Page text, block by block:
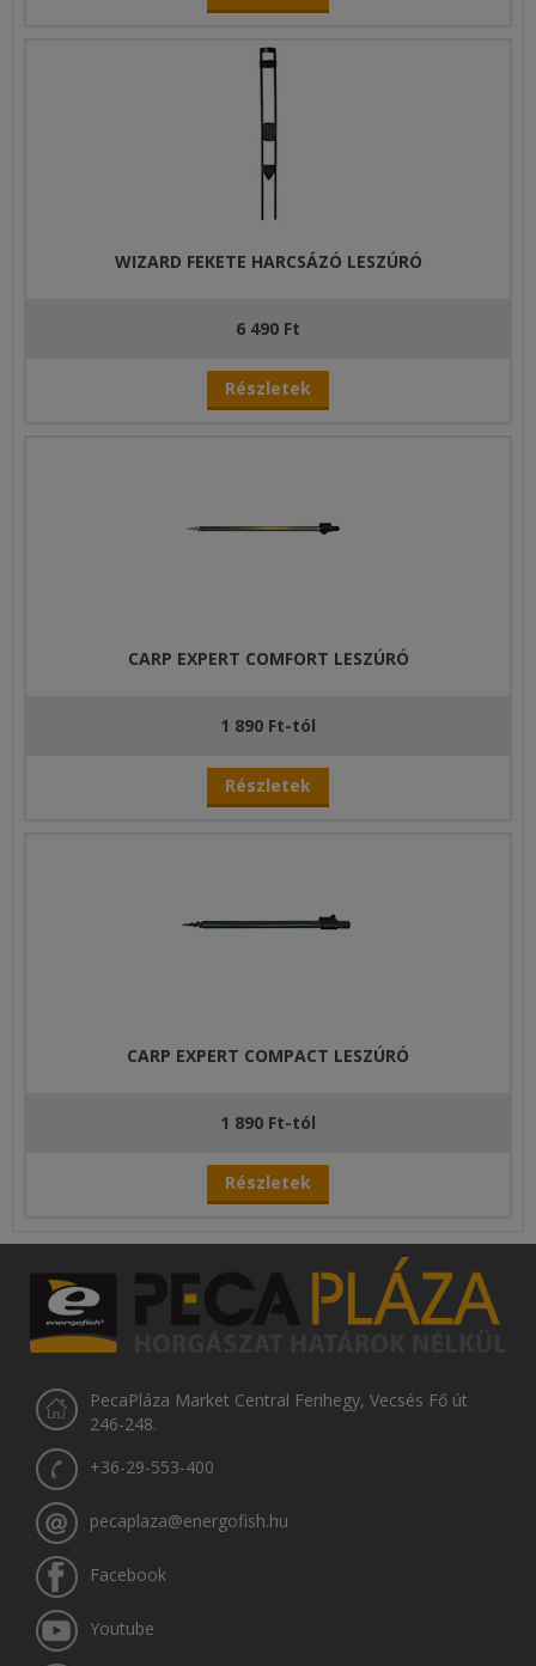
WIZARD FEKETE HARCSÁZÓ LESZÚRÓ
6 490 Ft
Részletek
CARP EXPERT COMFORT LESZÚRÓ
1 890 Ft-tól
Részletek
CARP EXPERT COMPACT LESZÚRÓ
1 890 Ft-tól
Részletek
PecaPláza Market Central Ferihegy, Vecsés Fő út
246-248.
+36-29-553-400
pecaplaza@energofish.hu
Facebook
Youtube